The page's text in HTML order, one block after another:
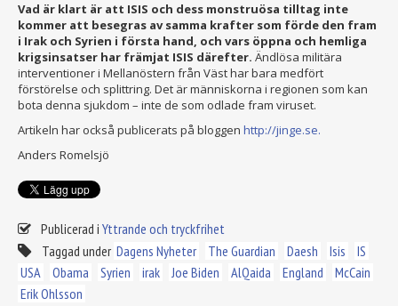
Vad är klart är att ISIS och dess monstruösa tilltag inte
kommer att besegras av samma krafter som förde den fram
i Irak och Syrien i första hand, och vars öppna och hemliga
krigsinsatser har främjat ISIS därefter. Ändlösa militära
interventioner i Mellanöstern från Väst har bara medfört
förstörelse och splittring. Det är människorna i regionen som kan
bota denna sjukdom – inte de som odlade fram viruset.
Artikeln har också publicerats på bloggen http://jinge.se.
Anders Romelsjö
Publicerad i Yttrande och tryckfrihet
Taggad under Dagens Nyheter The Guardian Daesh Isis
IS
USA
Obama Syrien irak Joe Biden AlQaida England
McCain
Erik Ohlsson